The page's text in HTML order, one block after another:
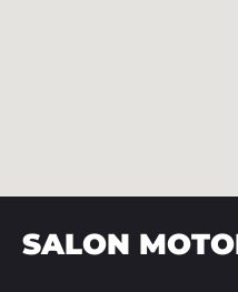
SALON